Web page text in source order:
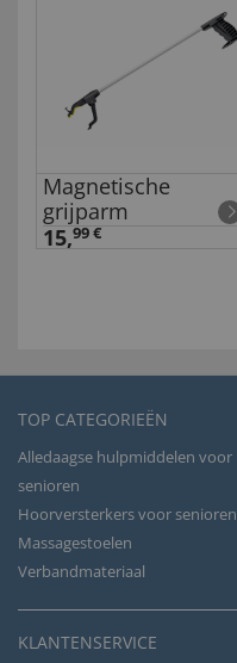
Magnetische
grijparm
15,99 €
TOP CATEGORIEËN
Alledaagse hulpmiddelen voor
senioren
Hoorversterkers voor senioren
Massagestoelen
Verbandmateriaal
KLANTENSERVICE